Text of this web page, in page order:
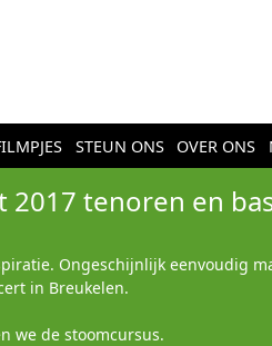
STEUN ONS OVER ONS
tenoren en
Ongeschijnlijk eenvoudig
in Breukelen.
we de stoomcursus.